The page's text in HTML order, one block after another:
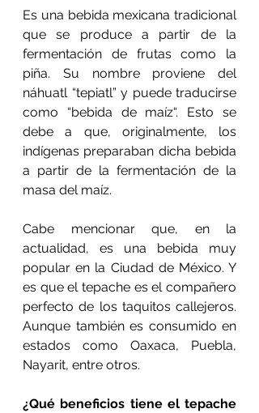
Es una bebida mexicana tradicional
que se produce a partir de la
fermentación de frutas como la
piña. Su nombre proviene del
náhuatl “tepiatl” y puede traducirse
como “bebida de maíz“. Esto se
debe a que, originalmente, los
indígenas preparaban dicha bebida
a partir de la fermentación de la
masa del maíz.
Cabe mencionar que, en la
actualidad, es una bebida muy
popular en la Ciudad de México. Y
es que el tepache es el compañero
perfecto de los taquitos callejeros.
Aunque también es consumido en
estados como Oaxaca, Puebla,
Nayarit, entre otros.
¿Qué beneficios tiene el tepache